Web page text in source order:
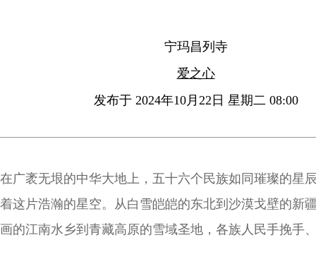
宁玛昌列寺
爱之心
发布于 2024年10月22日 星期二 08:00
在广袤无垠的中华大地上，五十六个民族如同璀璨的星
着这片浩瀚的星空。从白雪皑皑的东北到沙漠戈壁的新
画的江南水乡到青藏高原的雪域圣地，各族人民手挽手